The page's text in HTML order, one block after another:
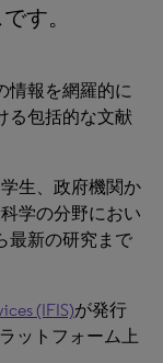
す。
情報を網羅的に
る包括的な文献
生、政府機関か
学の分野におい
最新の研究まで
(IFIS)が発行
ットフォーム上